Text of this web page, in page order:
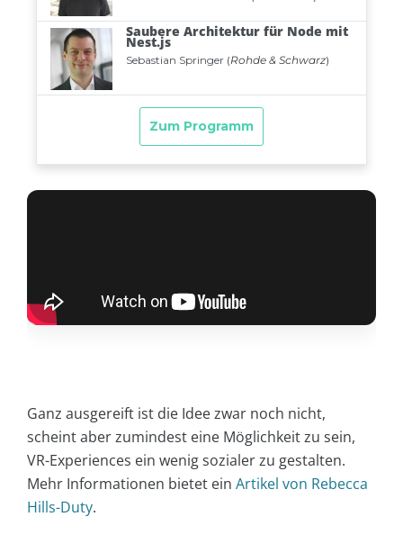
Ganz ausgereift ist die Idee zwar noch nicht,
scheint aber zumindest eine Möglichkeit zu sein,
VR-Experiences ein wenig sozialer zu gestalten.
Mehr Informationen bietet ein Artikel von Rebecca
Hills-Duty.